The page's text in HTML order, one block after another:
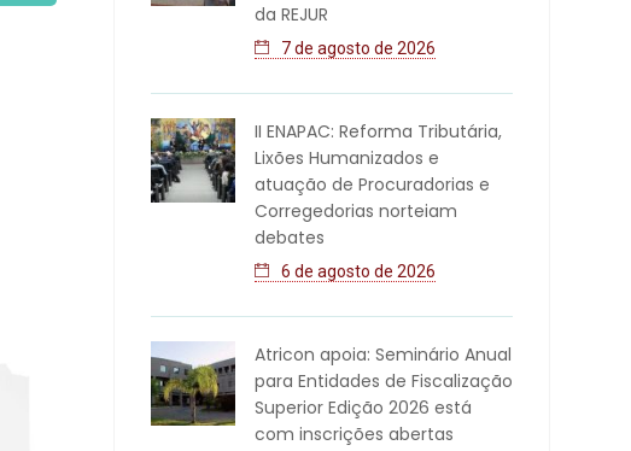
da REJUR
7 de agosto de 2026
II ENAPAC: Reforma Tributária,
Lixões Humanizados e
atuação de Procuradorias e
Corregedorias norteiam
debates
6 de agosto de 2026
Atricon apoia: Seminário Anual
para Entidades de Fiscalização
Superior Edição 2026 está
com inscrições abertas